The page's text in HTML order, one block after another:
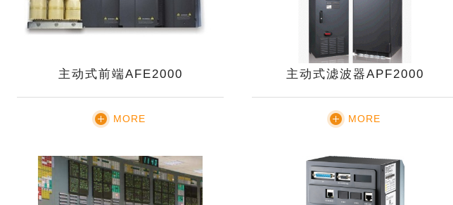
主动式前端AFE2000
MORE
主动式滤波器APF2000
MORE